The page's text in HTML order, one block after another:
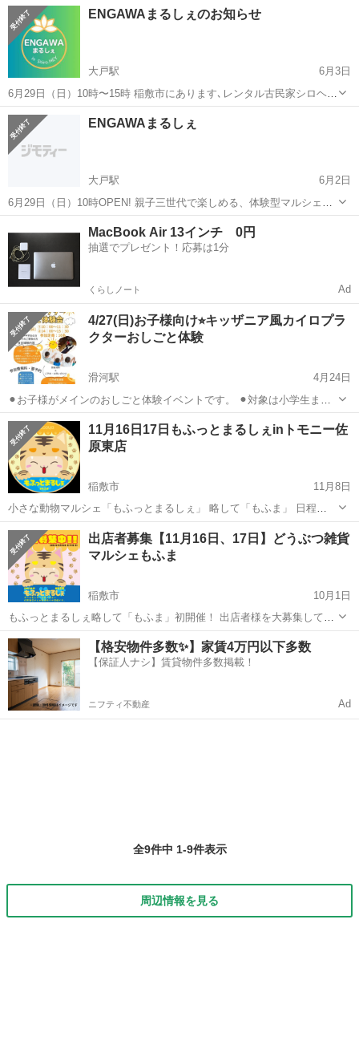
ENGAWAまるしぇのお知らせ
大戸駅
6月3日
6月29日（日）10時〜15時 稲敷市にあります､レンタル古民家シロヘエ
にて､マルシェを開催致します♪ 今回2回目となるマルシェですが､前回
同様「親子三世代で楽しめる!体験型マルシェ」として､個性豊かな出
店となっています😊...
茨城 その他
ENGAWAまるしぇ
大戸駅
6月2日
6月29日（日）10時OPEN! 親子三世代で楽しめる、体験型マルシェで
す✨ 個性豊かな出店ばかりで､小規模ながら飽きさせません✌️😊 ぜひ､
ご家族、ご友人とご一緒に遊びに来てください😊
マルシェ
MacBook Air 13インチ 0円
抽選でプレゼント！応募は1分
くらしノート Ad
4/27(日)お子様向け⭐︎キッザニア風カイロプラ
クターおしごと体験
滑河駅
4月24日
⚫︎お子様がメインのおしごと体験イベントです。 ⚫︎対象は小学生また
は中学生の 親子ペアでもお友達ペアでもご参加できます。 ⚫︎参加費→
無料 ⚫︎楽しみながらも お子様の姿勢の意識付けにもなるかと思いま
す。 4/27(日...
茨城 稲敷市 滑河駅 その他 会場
11月16日17日もふっとまるしぇinトモニー佐
原東店
稲敷市
11月8日
小さな動物マルシェ「もふっとまるしぇ」 略して「もふま」 日程
2024年11月16日(土)17日(日) 時間 11:00〜16:00 場所 トモニー佐原東
店内特設会場 (ホームセンター山新佐原東店敷地内ペットショ...
茨城 稲敷市 その他 雑貨
出店者募集【11月16日、17日】どうぶつ雑貨
マルシェもふま
稲敷市
10月1日
もふっとまるしぇ略して「もふま」初開催！ 出店者様を大募集してお
ります。 日程 2024年11月16日(土)17日(日) 準備 9:00〜 時間 11:00〜
16:00 場所 トモニー佐原東店前駐車場(屋外) ...
茨城 稲敷市 その他 雑貨
【格安物件多数✨】家賃4万円以下多数
【保証人ナシ】賃貸物件多数掲載！
ニフティ不動産 Ad
全9件中 1-9件表示
周辺情報を見る